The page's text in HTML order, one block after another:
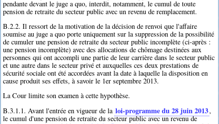
pendante devant le juge a quo, interdit, notamment, le cumul de toute
pension de retraite du secteur public avec un revenu de remplacement.
B.2.2. Il ressort de la motivation de la décision de renvoi que l'affaire
soumise au juge a quo porte uniquement sur la suppression de la possibilité
de cumuler une pension de retraite du secteur public incomplète (ci-après :
une pension incomplète) avec des allocations de chômage destinées aux
personnes qui ont accompli une partie de leur carrière dans le secteur public
et une autre dans le secteur privé et auxquelles ces deux prestations de
sécurité sociale ont été accordées avant la date à laquelle la disposition en
cause produit ses effets, à savoir le 1er septembre 2013.
La Cour limite son examen à cette hypothèse.
B.3.1.1. Avant l'entrée en vigueur de la loi-programme du 28 juin 2013,
le cumul d'une pension de retraite du secteur public avec un revenu de